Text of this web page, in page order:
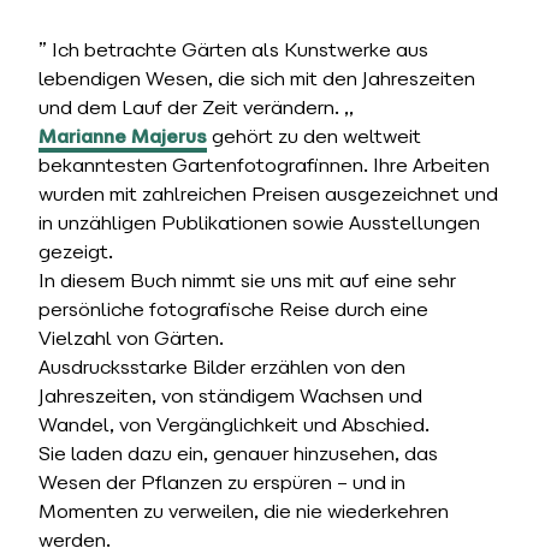
” Ich betrachte Gärten als Kunstwerke aus
lebendigen Wesen, die sich mit den Jahreszeiten
und dem Lauf der Zeit verändern. ,,
Marianne Majerus gehört zu den weltweit
bekanntesten Gartenfotografinnen. Ihre Arbeiten
wurden mit zahlreichen Preisen ausgezeichnet und
in unzähligen Publikationen sowie Ausstellungen
gezeigt.
In diesem Buch nimmt sie uns mit auf eine sehr
persönliche fotografische Reise durch eine
Vielzahl von Gärten.
Ausdrucksstarke Bilder erzählen von den
Jahreszeiten, von ständigem Wachsen und
Wandel, von Vergänglichkeit und Abschied.
Sie laden dazu ein, genauer hinzusehen, das
Wesen der Pflanzen zu erspüren – und in
Momenten zu verweilen, die nie wiederkehren
werden.